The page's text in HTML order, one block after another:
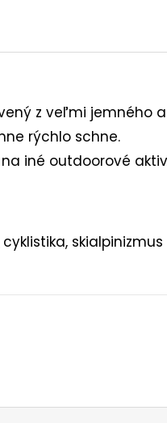
z veľmi
rýchlo schne.
iné outdoorové
skialpinizmus